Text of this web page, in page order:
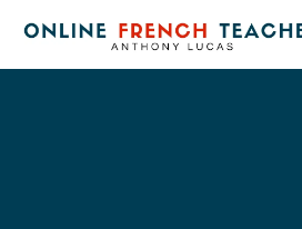
contenido